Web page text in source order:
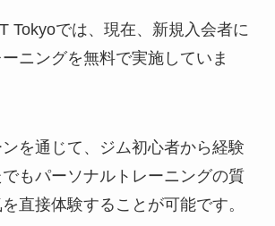
Tokyoでは、現在、新規入会者に
ニングを無料で実施していま
を通じて、ジム初心者から経験
もパーソナルトレーニングの質
直接体験することが可能です。